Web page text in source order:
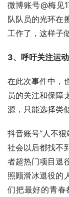
微博账号@梅见
队队员的光环在
工作了，这样子
3、呼吁关注运
在此次事件中，
员的关注和保障
源，只能选择类
抖音账号“人不
社会以后都找不
者超热门项目退
照顾滑冰退役的
们把最好的青春